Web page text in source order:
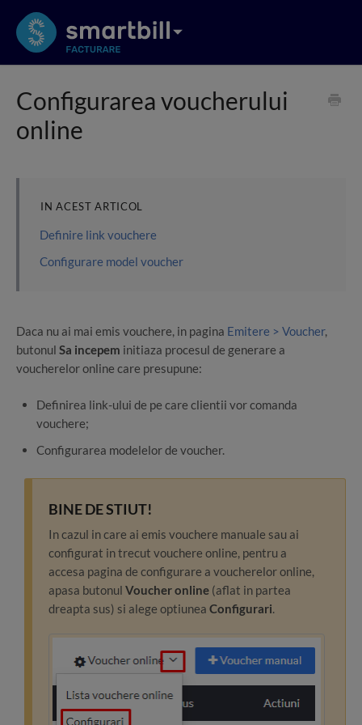
Configurarea voucherului
online
IN ACEST ARTICOL
Definire link vouchere
Configurare model voucher
Daca nu ai mai emis vouchere, in pagina Emitere > Voucher,
butonul Sa incepem initiaza procesul de generare a
voucherelor online care presupune:
Definirea link-ului de pe care clientii vor comanda
vouchere;
Configurarea modelelor de voucher.
BINE DE STIUT!
In cazul in care ai emis vouchere manuale sau ai
configurat in trecut vouchere online, pentru a
accesa pagina de configurare a voucherelor online,
apasa butonul Voucher online (aflat in partea
dreapta sus) si alege optiunea Configurari.